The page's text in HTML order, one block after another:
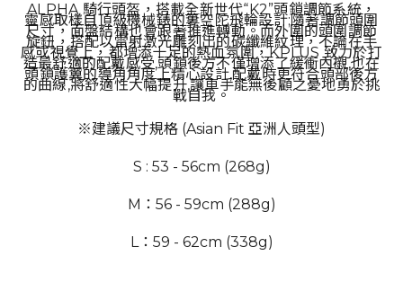
ALPHA 騎行頭盔，搭載全新世代“K2”頭鎖調節系統，
靈感取樣自頂級機械錶的簍空陀飛輪設計;隨著調節頭圍
尺寸，面盤結構也會跟著推進轉動。而外圍的頭圍調節
旋鈕，搭配以雷射激光雕刻出的碳纖維紋理，不論在手
感或視覺上，都增添十足的熱血氛圍，KPLUS 致力於打
造最舒適的配戴感受,頭鎖後方不僅增添了緩衝內襯,也在
頭鎖護翼的導角角度上精心設計,配戴時更符合頭部後方
的曲線,將舒適性大幅提升,讓車手能無後顧之憂地勇於挑
戰自我。
※建議尺寸規格 (Asian Fit 亞洲人頭型)
S : 53 - 56cm (268g)
M：56 - 59cm (288g)
L：59 - 62cm (338g)